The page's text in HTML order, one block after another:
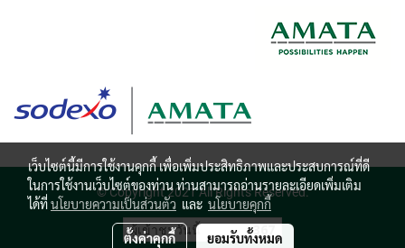
© Copyright 2021 All Rights Reserved.
ผู้เข้าชมวันนี้ 367
เว็บไซต์นี้มีการใช้งานคุกกี้ เพื่อเพิ่มประสิทธิภาพและประสบการณ์ที่ดี
ในการใช้งานเว็บไซต์ของท่าน ท่านสามารถอ่านรายละเอียดเพิ่มเติม
ได้ที่นโยบายความเป็นส่วนตัว และ นโยบายคุกกี้
ตั้งค่าคุกกี้ ยอมรับทั้งหมด